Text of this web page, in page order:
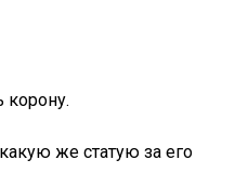
же статую за его